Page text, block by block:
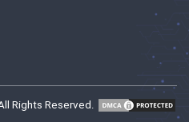
Rights Reserved.